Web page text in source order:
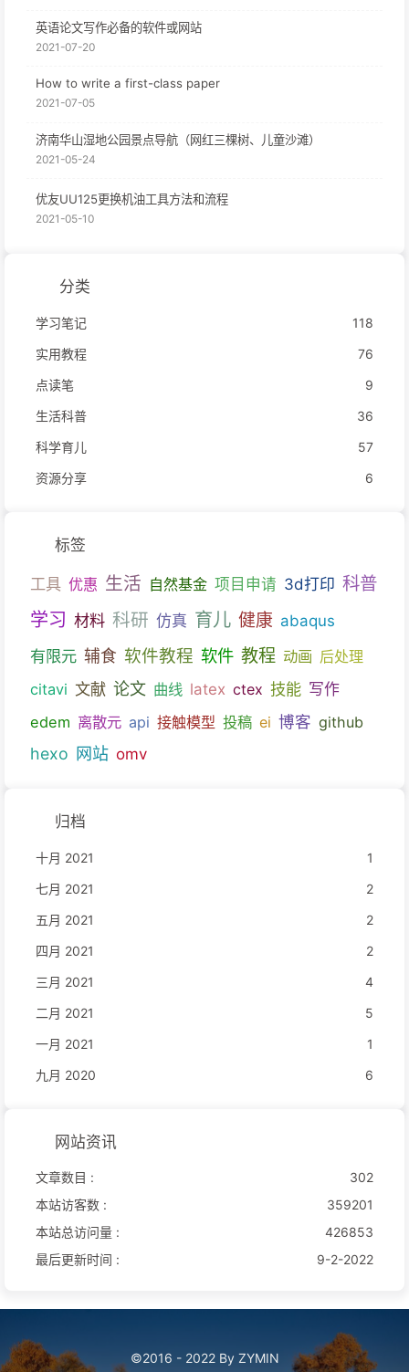
英语论文写作必备的软件或网站
2021-07-20
How to write a first-class paper
2021-07-05
济南华山湿地公园景点导航（网红三棵树、儿童沙滩）
2021-05-24
优友UU125更换机油工具方法和流程
2021-05-10
分类
学习笔记
118
实用教程
76
点读笔
9
生活科普
36
科学育儿
57
资源分享
6
标签
工具 优惠 生活 自然基金 项目申请 3d打印 科普
学习 材料 科研 仿真 育儿 健康 abaqus
有限元 辅食 软件教程 软件 教程 动画 后处理
citavi 文献 论文 曲线 latex ctex 技能 写作
edem 离散元 api 接触模型 投稿 ei 博客 github
hexo 网站 omv
归档
十月 2021
1
七月 2021
2
五月 2021
2
四月 2021
2
三月 2021
4
二月 2021
5
一月 2021
1
九月 2020
6
网站资讯
文章数目 :
302
本站访客数 :
359201
本站总访问量 :
426853
最后更新时间 :
9-2-2022
©2016 - 2022 By ZYMIN